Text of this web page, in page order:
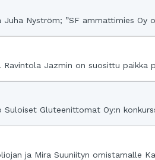
Nyström; ”SF ammattimies Oy
Jazmin on suosittu paikka
Gluteenittomat Oy:n
ja Mira Suuniityn omistamalle